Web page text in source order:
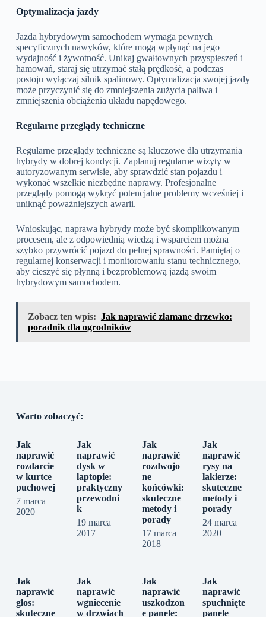
Optymalizacja jazdy
Jazda hybrydowym samochodem wymaga pewnych
specyficznych nawyków, które mogą wpłynąć na jego
wydajność i żywotność. Unikaj gwałtownych przyspieszeń i
hamowań, staraj się utrzymać stałą prędkość, a podczas
postoju wyłączaj silnik spalinowy. Optymalizacja swojej jazdy
może przyczynić się do zmniejszenia zużycia paliwa i
zmniejszenia obciążenia układu napędowego.
Regularne przeglądy techniczne
Regularne przeglądy techniczne są kluczowe dla utrzymania
hybrydy w dobrej kondycji. Zaplanuj regularne wizyty w
autoryzowanym serwisie, aby sprawdzić stan pojazdu i
wykonać wszelkie niezbędne naprawy. Profesjonalne
przeglądy pomogą wykryć potencjalne problemy wcześniej i
uniknąć poważniejszych awarii.
Wnioskując, naprawa hybrydy może być skomplikowanym
procesem, ale z odpowiednią wiedzą i wsparciem można
szybko przywrócić pojazd do pełnej sprawności. Pamiętaj o
regularnej konserwacji i monitorowaniu stanu technicznego,
aby cieszyć się płynną i bezproblemową jazdą swoim
hybrydowym samochodem.
Zobacz ten wpis: Jak naprawić złamane drzewko:
poradnik dla ogrodników
Warto zobaczyć:
Jak
naprawić
rozdarcie
w kurtce
puchowej
7 marca
2020
Jak
naprawić
dysk w
laptopie:
praktyczny
przewodni
k
19 marca
2017
Jak
naprawić
rozdwojo
ne
końcówki:
skuteczne
metody i
porady
17 marca
2018
Jak
naprawić
rysy na
lakierze:
skuteczne
metody i
porady
24 marca
2020
Jak
naprawić
głos:
skuteczne
Jak
naprawić
wgniecenie
w drzwiach
Jak
naprawić
uszkodzon
e panele:
Jak
naprawić
spuchnięte
panele